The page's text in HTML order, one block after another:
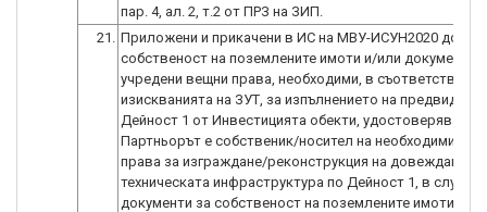
пар. 4, ал. 2, т.2 от ПРЗ на ЗИП.
21. Приложени и прикачени в ИС на МВУ-ИСУН2020
собственост на поземлените имоти и/или документи
учредени вещни права, необходими, в съответствие с
изискванията на ЗУТ, за изпълнението на
Дейност 1 от Инвестицията обекти, удостоверяващи,
Партньорът е собственик/носител на необходимите
права за изграждане/реконструкция на довеждащата
техническата инфраструктура по Дейност 1, в случай
документи за собственост на поземлените имоти и/